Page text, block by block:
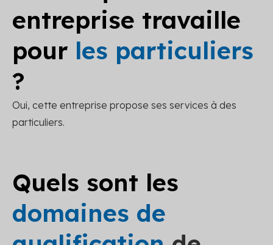
entreprise travaille
pour les particuliers
?
Oui, cette entreprise propose ses services à des
particuliers.
Quels sont les
domaines de